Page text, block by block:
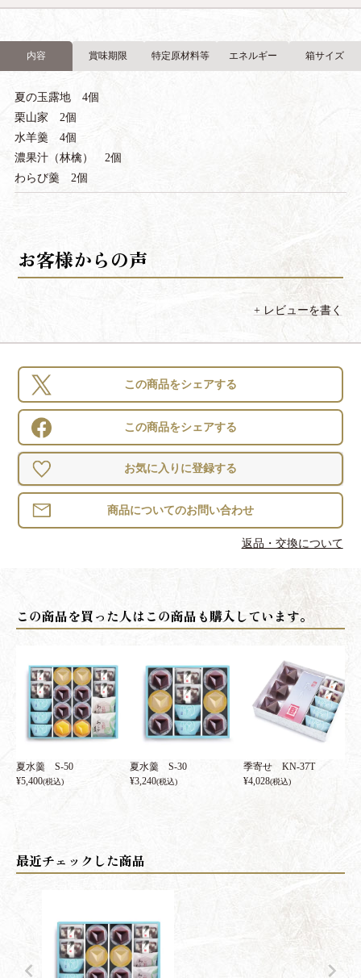
内容 賞味期限 特定原材料等 エネルギー 箱サイズ
夏の玉露地 4個
栗山家 2個
水羊羹 4個
濃果汁（林檎） 2個
わらび羹 2個
レビューを書く
この商品をシェアする
この商品をシェアする
お気に入りに登録する
返品・交換について
夏水羹 S-50
¥5,400(税込)
夏水羹 S-30
¥3,240(税込)
季寄せ KN-37T
¥4,028(税込)